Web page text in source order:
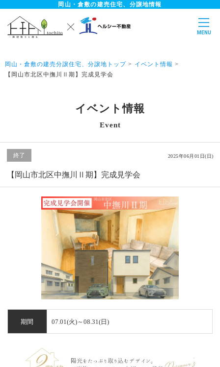
岡山・倉敷の建売住宅、分譲地情報
MENU
無料 見学予約はこちらから
ホーム
販売開始前・販売予定前物件
ギャラリー・施工実例
会社概要・アフター等
岡山・倉敷の建売分譲住宅、分譲地トップ
イベント情報
【岡山市北区中撫川Ⅱ期】完成見学会
イベント情報
Event
終了
【岡山市北区中撫川Ⅱ期】完成見学会
2025年06月01日(日)
期間 07.01(火)～08.31(日)